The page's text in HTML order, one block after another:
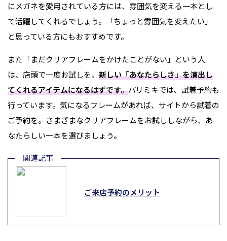
にメガネを愛用されている方には、雰囲気を変える一本とし
て活躍してくれるでしょう。「ちょっと雰囲気を変えたい」
と思っている方にもおすすめです。
また「まだクリアフレームをかけたことがない」という人
は、店頭で一度お試しを。 新しい「あなたらしさ」を演出し
てくれるアイテムになるはずです。パリミキでは、試着予約も
行っています。気になるフレームがあれば、サイトから試着の
ご予約を。さまざまなクリアフレームをお試ししながら、あ
なたらしい一本を選びましょう。
ご来店予約のメリット